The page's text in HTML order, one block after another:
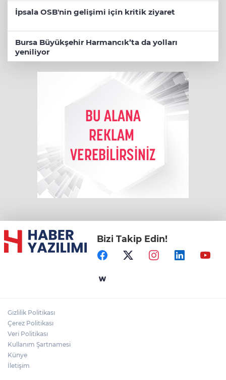
İpsala OSB'nin gelişimi için kritik ziyaret
Bursa Büyükşehir Harmancık’ta da yolları
yeniliyor
Bizi Takip Edin!
Gizlilik Politikası
Çerez Politikası
Veri Politikası
Kullanım Şartnamesi
Künye
İletişim